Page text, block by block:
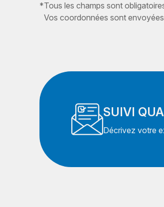
*Tous les champs sont
Vos coordonnées sont
SUIVI
Décrivez votre